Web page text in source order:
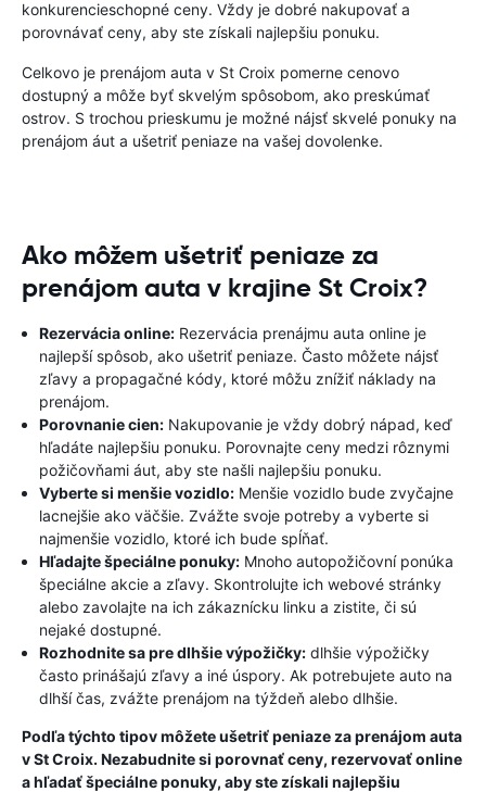
konkurencieschopné ceny. Vždy je dobré nakupovať a
porovnávať ceny, aby ste získali najlepšiu ponuku.
Celkovo je prenájom auta v St Croix pomerne cenovo
dostupný a môže byť skvelým spôsobom, ako preskúmať
ostrov. S trochou prieskumu je možné nájsť skvelé ponuky na
prenájom áut a ušetriť peniaze na vašej dovolenke.
Ako môžem ušetriť peniaze za
prenájom auta v krajine St Croix?
Rezervácia online: Rezervácia prenájmu auta online je
najlepší spôsob, ako ušetriť peniaze. Často môžete nájsť
zľavy a propagačné kódy, ktoré môžu znížiť náklady na
prenájom.
Porovnanie cien: Nakupovanie je vždy dobrý nápad, keď
hľadáte najlepšiu ponuku. Porovnajte ceny medzi rôznymi
požičovňami áut, aby ste našli najlepšiu ponuku.
Vyberte si menšie vozidlo: Menšie vozidlo bude zvyčajne
lacnejšie ako väčšie. Zvážte svoje potreby a vyberte si
najmenšie vozidlo, ktoré ich bude spĺňať.
Hľadajte špeciálne ponuky: Mnoho autopožičovní ponúka
špeciálne akcie a zľavy. Skontrolujte ich webové stránky
alebo zavolajte na ich zákaznícku linku a zistite, či sú
nejaké dostupné.
Rozhodnite sa pre dlhšie výpožičky: dlhšie výpožičky
často prinášajú zľavy a iné úspory. Ak potrebujete auto na
dlhší čas, zvážte prenájom na týždeň alebo dlhšie.
Podľa týchto tipov môžete ušetriť peniaze za prenájom auta
v St Croix. Nezabudnite si porovnať ceny, rezervovať online
a hľadať špeciálne ponuky, aby ste získali najlepšiu